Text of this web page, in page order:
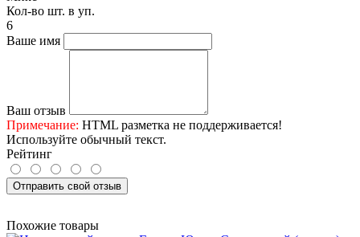
Кол-во шт. в уп.
6
Ваше имя
Ваш отзыв
Примечание: HTML разметка не поддерживается!
Используйте обычный текст.
Рейтинг
Отправить свой отзыв
Похожие товары